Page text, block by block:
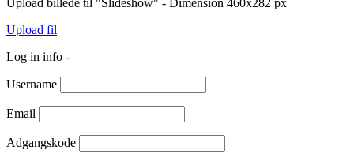
Upload billede til "Slideshow" - Dimension 460x282 px
Upload fil
Log in info -
Username
Email
Adgangskode